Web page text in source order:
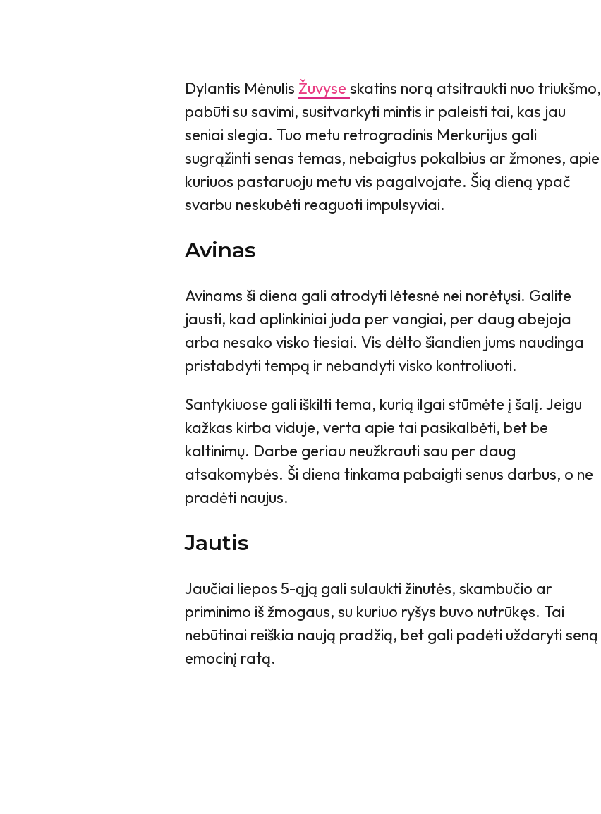
Dylantis Mėnulis Žuvyse skatins norą atsitraukti nuo triukšmo,
pabūti su savimi, susitvarkyti mintis ir paleisti tai, kas jau
seniai slegia. Tuo metu retrogradinis Merkurijus gali
sugrąžinti senas temas, nebaigtus pokalbius ar žmones, apie
kuriuos pastaruoju metu vis pagalvojate. Šią dieną ypač
svarbu neskubėti reaguoti impulsyviai.
Avinas
Avinams ši diena gali atrodyti lėtesnė nei norėtųsi. Galite
jausti, kad aplinkiniai juda per vangiai, per daug abejoja
arba nesako visko tiesiai. Vis dėlto šiandien jums naudinga
pristabdyti tempą ir nebandyti visko kontroliuoti.
Santykiuose gali iškilti tema, kurią ilgai stūmėte į šalį. Jeigu
kažkas kirba viduje, verta apie tai pasikalbėti, bet be
kaltinimų. Darbe geriau neužkrauti sau per daug
atsakomybės. Ši diena tinkama pabaigti senus darbus, o ne
pradėti naujus.
Jautis
Jaučiai liepos 5-ąją gali sulaukti žinutės, skambučio ar
priminimo iš žmogaus, su kuriuo ryšys buvo nutrūkęs. Tai
nebūtinai reiškia naują pradžią, bet gali padėti uždaryti seną
emocinį ratą.